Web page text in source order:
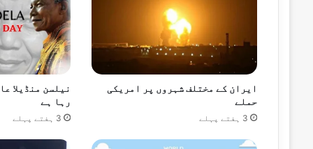
وزیراعلیٰ پنجاب کی تمام واٹر فلٹریشن
1 گھنٹہ پہلے
ایران کے مختلف شہروں پر امریکی
حملے
3 ہفتے پہلے
نیلسن منڈیلا
رہا ہے
3 ہفتے پہلے